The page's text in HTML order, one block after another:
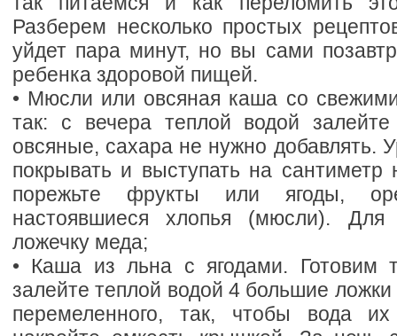
Разберем несколько простых
уйдет пара минут, но вы сами
ребенка здоровой пищей.
• Мюсли или овсяная каша со
так: с вечера теплой водой
овсяные, сахара не нужно добавлять.
покрывать и выступать на
порежьте фрукты или ягоды,
настоявшиеся хлопья (мюсли). Для
ложечку меда;
• Каша из льна с ягодами. Готовим
залейте теплой водой 4 большие
перемеленного, так, чтобы вода